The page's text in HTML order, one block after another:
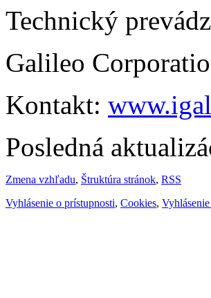
Technický
Galileo
Kontakt:
Posledná
Zmena vzhľadu, Štruktúra stránok, RSS
Vyhlásenie o prístupnosti, Cookies,